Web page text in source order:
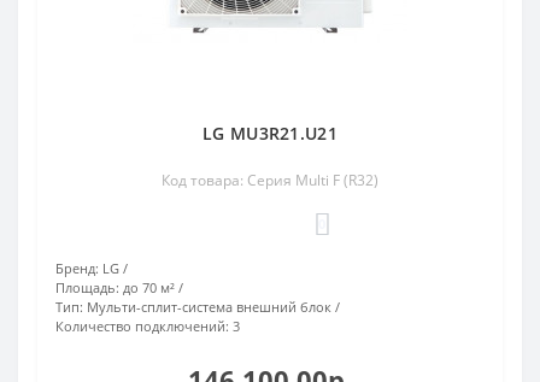
LG MU3R21.U21
Код товара: Серия Multi F (R32)
Бренд: LG
Площадь: до 70 м²
Тип: Мульти-сплит-система внешний блок
Количество подключений: 3